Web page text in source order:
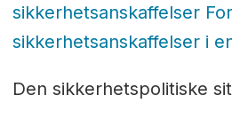
sikkerhetsanskaffelser
sikkerhetsanskaffelser i
Den sikkerhetspolitiske